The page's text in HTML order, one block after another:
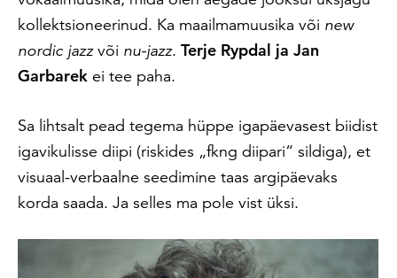
kollektsioneerinud. Ka maailmamuusika või new
nordic jazzvõi nu-jazz. Terje Rypdal ja Jan
Garbarek ei tee paha.
Sa lihtsalt pead tegema hüppe igapäevasest biidist
igavikulisse diipi (riskides „fkng diipari“ sildiga), et
visuaal-verbaalne seedimine taas argipäevaks
korda saada. Ja selles ma pole vist üksi.